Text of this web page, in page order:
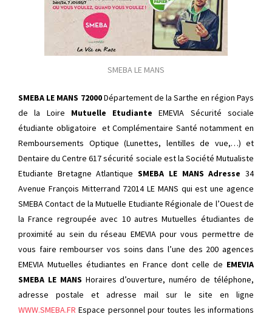
SMEBA LE MANS
SMEBA LE MANS 72000Département de la Sarthe en région Pays
de la Loire Mutuelle EtudianteEMEVIA Sécurité sociale
étudiante obligatoire et Complémentaire Santé notamment en
Remboursements Optique (Lunettes, lentilles de vue,…) et
Dentaire du Centre 617 sécurité sociale est la Société Mutualiste
Etudiante Bretagne AtlantiqueSMEBA LE MANS Adresse 34
Avenue François Mitterrand 72014 LE MANS qui est une agence
SMEBA Contact de la Mutuelle Etudiante Régionale de l’Ouest de
la France regroupée avec 10 autres Mutuelles étudiantes de
proximité au sein du réseau EMEVIA pour vous permettre de
vous faire rembourser vos soins dans l’une des 200 agences
EMEVIA Mutuelles étudiantes en France dont celle de EMEVIA
SMEBA LE MANS Horaires d’ouverture, numéro de téléphone,
adresse postale et adresse mail sur le site en ligne
WWW.SMEBA.FR Espace personnel pour toutes les informations